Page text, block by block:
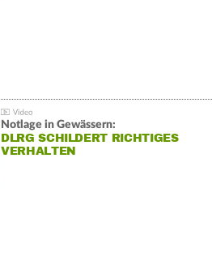
Notlage in Gewässern:
DLRG SCHILDERT RICHTIGES
VERHALTEN